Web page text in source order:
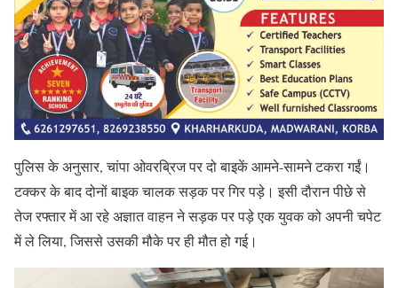
पुलिस के अनुसार, चांपा ओवरब्रिज पर दो बाइकें आमने-सामने टकरा गईं।
टक्कर के बाद दोनों बाइक चालक सड़क पर गिर पड़े। इसी दौरान पीछे से
तेज रफ्तार में आ रहे अज्ञात वाहन ने सड़क पर पड़े एक युवक को अपनी चपेट
में ले लिया, जिससे उसकी मौके पर ही मौत हो गई।